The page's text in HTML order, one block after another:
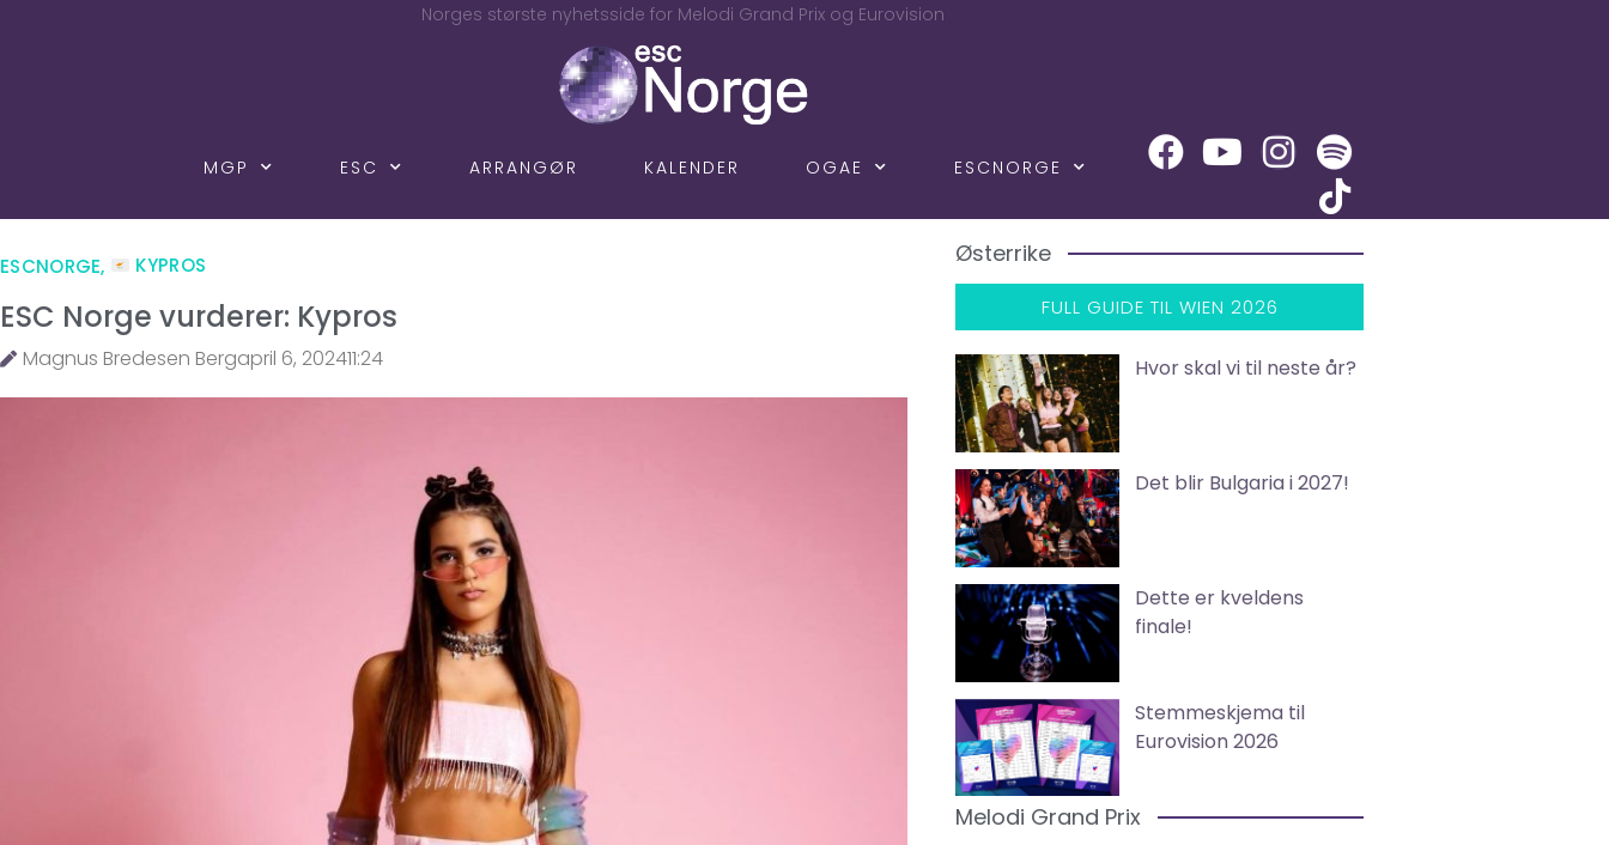
Norges største nyhetsside for Melodi Grand Prix og Eurovision
MGP ESC ARRANGØR KALENDER OGAE ESCNORGE
ESCNORGE, KYPROS
ESC Norge vurderer: Kypros
Magnus Bredesen Bergapril 6, 202411:24
Østerrike
FULL GUIDE TIL WIEN 2026
Hvor skal vi til neste år?
Det blir Bulgaria i 2027!
Dette er kveldens
finale!
Stemmeskjema til
Eurovision 2026
Melodi Grand Prix